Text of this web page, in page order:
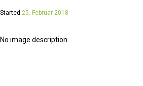
Started 25. Februar 2018
No image description ...